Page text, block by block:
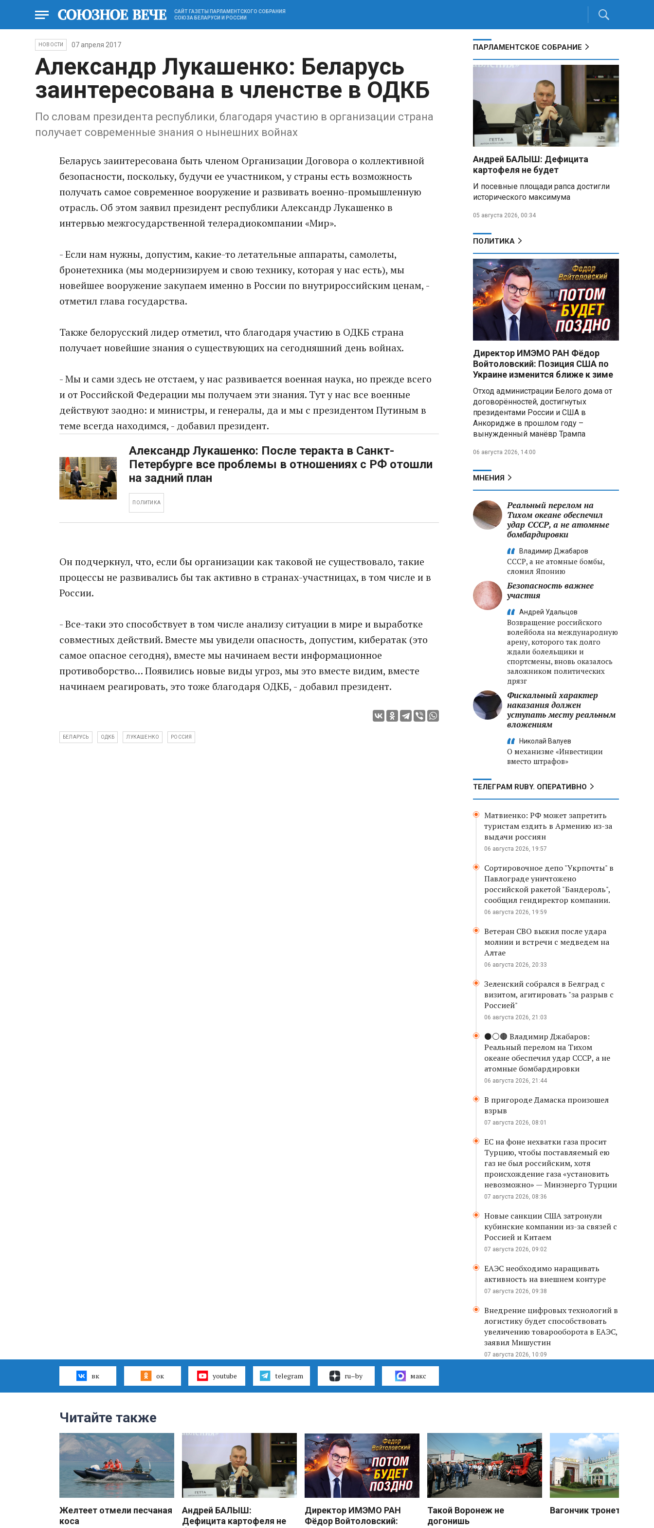
САЙТ ГАЗЕТЫ ПАРЛАМЕНТСКОГО СОБРАНИЯ
СОЮЗА БЕЛАРУСИ И РОССИИ
НОВОСТИ 07 апреля 2017
Александр Лукашенко: Беларусь
заинтересована в членстве в ОДКБ
По словам президента республики, благодаря участию в организации страна
получает современные знания о нынешних войнах
Беларусь заинтересована быть членом Организации Договора о коллективной
безопасности, поскольку, будучи ее участником, у страны есть возможность
получать самое современное вооружение и развивать военно-промышленную
отрасль. Об этом заявил президент республики Александр Лукашенко в
интервью межгосударственной телерадиокомпании «Мир».
- Если нам нужны, допустим, какие-то летательные аппараты, самолеты,
бронетехника (мы модернизируем и свою технику, которая у нас есть), мы
новейшее вооружение закупаем именно в России по внутрироссийским ценам, -
отметил глава государства.
Также белорусский лидер отметил, что благодаря участию в ОДКБ страна
получает новейшие знания о существующих на сегодняшний день войнах.
- Мы и сами здесь не отстаем, у нас развивается военная наука, но прежде всего
и от Российской Федерации мы получаем эти знания. Тут у нас все военные
действуют заодно: и министры, и генералы, да и мы с президентом Путиным в
теме всегда находимся, - добавил президент.
Александр Лукашенко: После теракта в Санкт-
Петербурге все проблемы в отношениях с РФ отошли
на задний план
ПОЛИТИКА
Он подчеркнул, что, если бы организации как таковой не существовало, такие
процессы не развивались бы так активно в странах-участницах, в том числе и в
России.
- Все-таки это способствует в том числе анализу ситуации в мире и выработке
совместных действий. Вместе мы увидели опасность, допустим, кибератак (это
самое опасное сегодня), вместе мы начинаем вести информационное
противоборство… Появились новые виды угроз, мы это вместе видим, вместе
начинаем реагировать, это тоже благодаря ОДКБ, - добавил президент.
БЕЛАРУСЬ ОДКБ ЛУКАШЕНКО РОССИЯ
ПАРЛАМЕНТСКОЕ СОБРАНИЕ
Андрей БАЛЫШ: Дефицита
картофеля не будет
И посевные площади рапса достигли
исторического максимума
05 августа 2026, 00:34
ПОЛИТИКА
Директор ИМЭМО РАН Фёдор
Войтоловский: Позиция США по
Украине изменится ближе к зиме
Отход администрации Белого дома от
договорённостей, достигнутых
президентами России и США в
Анкоридже в прошлом году –
вынужденный манёвр Трампа
06 августа 2026, 14:00
МНЕНИЯ
Реальный перелом на
Тихом океане обеспечил
удар СССР, а не атомные
бомбардировки
Владимир Джабаров
СССР, а не атомные бомбы,
сломил Японию
Безопасность важнее
участия
Андрей Удальцов
Возвращение российского
волейбола на международную
арену, которого так долго
ждали болельщики и
спортсмены, вновь оказалось
заложником политических
дрязг
Фискальный характер
наказания должен
уступать месту реальным
вложениям
Николай Валуев
О механизме «Инвестиции
вместо штрафов»
ТЕЛЕГРАМ RUBY. ОПЕРАТИВНО
Матвиенко: РФ может запретить
туристам ездить в Армению из-за
выдачи россиян
06 августа 2026, 19:57
Сортировочное депо "Укрпочты" в
Павлограде уничтожено
российской ракетой "Бандероль",
сообщил гендиректор компании.
06 августа 2026, 19:59
Ветеран СВО выжил после удара
молнии и встречи с медведем на
Алтае
06 августа 2026, 20:33
Зеленский собрался в Белград с
визитом, агитировать "за разрыв с
Россией"
06 августа 2026, 21:03
⚫️⚪️🟤 Владимир Джабаров:
Реальный перелом на Тихом
океане обеспечил удар СССР, а не
атомные бомбардировки
06 августа 2026, 21:44
В пригороде Дамаска произошел
взрыв
07 августа 2026, 08:01
ЕС на фоне нехватки газа просит
Турцию, чтобы поставляемый ею
газ не был российским, хотя
происхождение газа «установить
невозможно» — Минэнерго Турции
07 августа 2026, 08:36
Новые санкции США затронули
кубинские компании из-за связей с
Россией и Китаем
07 августа 2026, 09:02
ЕАЭС необходимо наращивать
активность на внешнем контуре
07 августа 2026, 09:38
Внедрение цифровых технологий в
логистику будет способствовать
увеличению товарооборота в ЕАЭС,
заявил Мишустин
07 августа 2026, 10:09
вк ок youtube telegram ru–by макс
Читайте также
Желтеет отмели песчаная
коса
Андрей БАЛЫШ:
Дефицита картофеля не
Директор ИМЭМО РАН
Фёдор Войтоловский:
Такой Воронеж не
догонишь
Вагончик тронется